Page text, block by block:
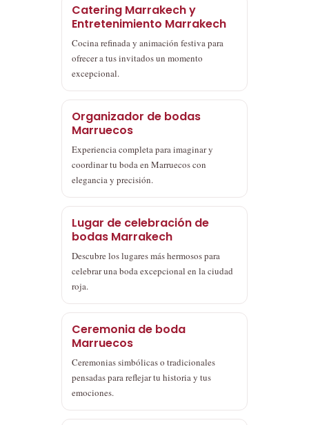
Catering Marrakech y
Entretenimiento Marrakech
Cocina refinada y animación festiva para
ofrecer a tus invitados un momento
excepcional.
Organizador de bodas
Marruecos
Experiencia completa para imaginar y
coordinar tu boda en Marruecos con
elegancia y precisión.
Lugar de celebración de
bodas Marrakech
Descubre los lugares más hermosos para
celebrar una boda excepcional en la ciudad
roja.
Ceremonia de boda
Marruecos
Ceremonias simbólicas o tradicionales
pensadas para reflejar tu historia y tus
emociones.